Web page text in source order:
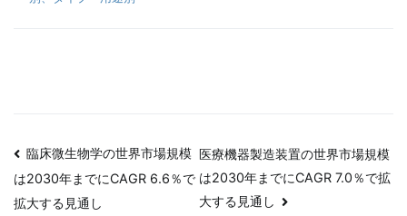
投
稿
臨床微生物学の世界市場規模
は2030年までにCAGR 6.6％で
拡大する見通し
医療機器製造装置の世界市場規模
は2030年までにCAGR 7.0％で拡
大する見通し